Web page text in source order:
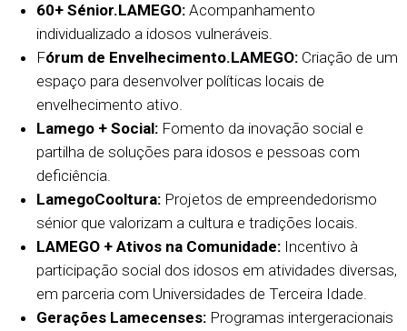
60+ Sénior.LAMEGO: Acompanhamento
individualizado a idosos vulneráveis.
Fórum de Envelhecimento.LAMEGO: Criação de um
espaço para desenvolver políticas locais de
envelhecimento ativo.
Lamego + Social: Fomento da inovação social e
partilha de soluções para idosos e pessoas com
deficiência.
LamegoCooltura: Projetos de empreendedorismo
sénior que valorizam a cultura e tradições locais.
LAMEGO + Ativos na Comunidade: Incentivo à
participação social dos idosos em atividades diversas,
em parceria com Universidades de Terceira Idade.
Gerações Lamecenses: Programas intergeracionais